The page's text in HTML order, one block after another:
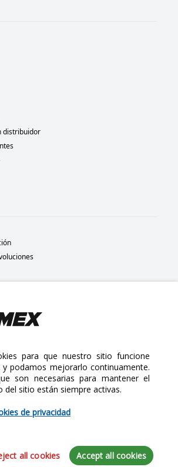
Iniciar sesión
distribuidor
All rights reserved. Today is Viernes,
para que nuestro sitio funcione
podamos mejorarlo continuamente.
son necesarias para mantener el
del sitio están siempre activas.
de privacidad
all cookies Accept all cookies